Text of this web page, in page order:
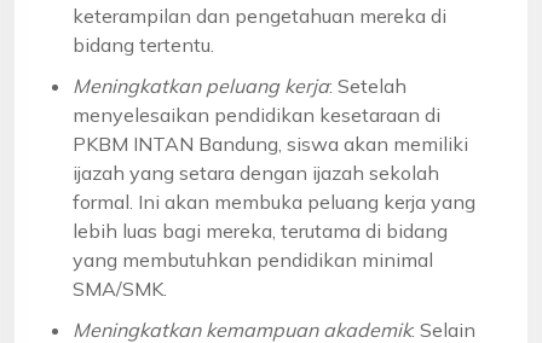
keterampilan dan pengetahuan mereka di
bidang tertentu.
Meningkatkan peluang kerja: Setelah
menyelesaikan pendidikan kesetaraan di
PKBM INTAN Bandung, siswa akan memiliki
ijazah yang setara dengan ijazah sekolah
formal. Ini akan membuka peluang kerja yang
lebih luas bagi mereka, terutama di bidang
yang membutuhkan pendidikan minimal
SMA/SMK.
Meningkatkan kemampuan akademik: Selain